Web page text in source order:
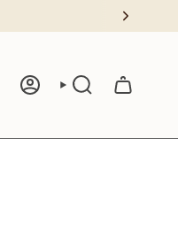
CUENTA BÚSQUEDA